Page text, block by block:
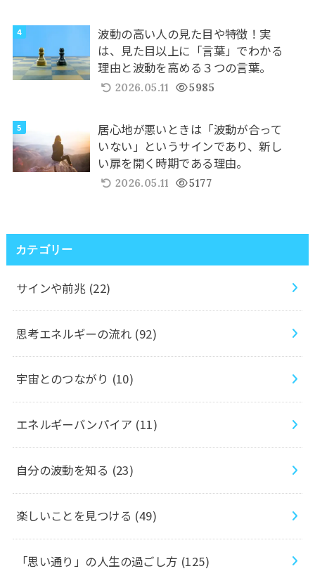
波動の高い人の見た目や特徴！実
は、見た目以上に「言葉」でわかる
理由と波動を高める３つの言葉。
2026.05.11 5985
居心地が悪いときは「波動が合って
いない」というサインであり、新し
い扉を開く時期である理由。
2026.05.11 5177
カテゴリー
サインや前兆 (22)
思考エネルギーの流れ (92)
宇宙とのつながり (10)
エネルギーバンパイア (11)
自分の波動を知る (23)
楽しいことを見つける (49)
「思い通り」の人生の過ごし方 (125)